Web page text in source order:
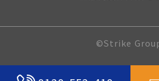
©Strike